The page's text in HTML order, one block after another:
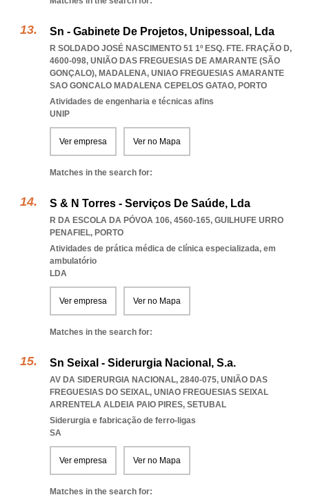
Sn - Gabinete De Projetos, Unipessoal, Lda
R SOLDADO JOSÉ NASCIMENTO 51 1º ESQ. FTE. FRAÇÃO D,
4600-098, UNIÃO DAS FREGUESIAS DE AMARANTE (SÃO
GONÇALO), MADALENA, UNIAO FREGUESIAS AMARANTE
SAO GONCALO MADALENA CEPELOS GATAO, PORTO
Atividades de engenharia e técnicas afins
UNIP
Ver empresa Ver no Mapa
Matches in the search for:
S & N Torres - Serviços De Saúde, Lda
R DA ESCOLA DA PÓVOA 106, 4560-165, GUILHUFE URRO
PENAFIEL, PORTO
Atividades de prática médica de clínica especializada, em
ambulatório
LDA
Ver empresa Ver no Mapa
Matches in the search for:
Sn Seixal - Siderurgia Nacional, S.a.
AV DA SIDERURGIA NACIONAL, 2840-075, UNIÃO DAS
FREGUESIAS DO SEIXAL, UNIAO FREGUESIAS SEIXAL
ARRENTELA ALDEIA PAIO PIRES, SETUBAL
Siderurgia e fabricação de ferro-ligas
SA
Ver empresa Ver no Mapa
Matches in the search for: